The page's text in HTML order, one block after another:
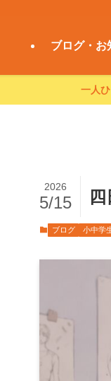
ブログ・お
一人
2026
5/15
ブログ 小中学